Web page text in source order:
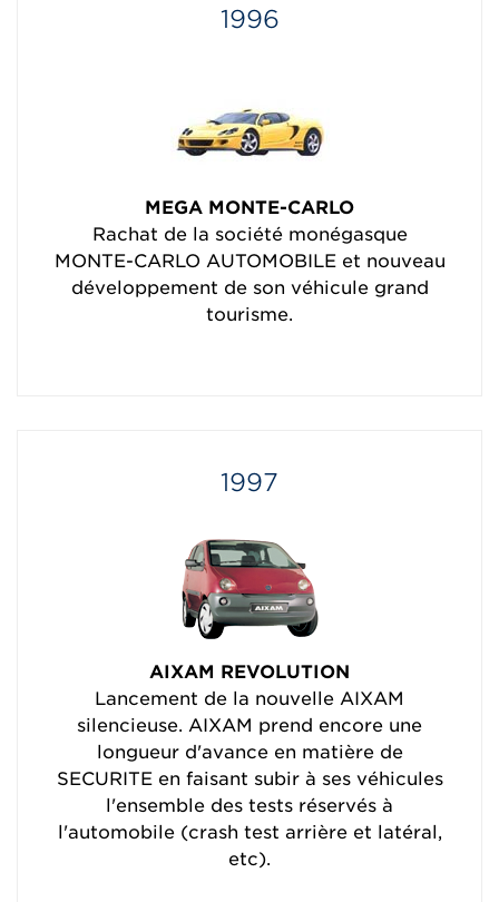
1996
MEGA MONTE-CARLO
Rachat de la société monégasque
MONTE-CARLO AUTOMOBILE et nouveau
développement de son véhicule grand
tourisme.
1997
AIXAM REVOLUTION
Lancement de la nouvelle AIXAM
silencieuse. AIXAM prend encore une
longueur d'avance en matière de
SECURITE en faisant subir à ses véhicules
l'ensemble des tests réservés à
l'automobile (crash test arrière et latéral,
etc).